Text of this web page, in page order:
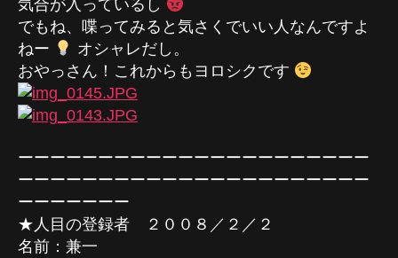
気合が入っているし
でもね、喋ってみると気さくでいい人なんですよ
ねー
オシャレだし。
おやっさん！これからもヨロシクです
ーーーーーーーーーーーーーーーーーーーーーー
ーーーーーーーーーーーーーーーーーーーーーー
ーーーーーーー
★人目の登録者 ２００８／２／２
名前：兼一